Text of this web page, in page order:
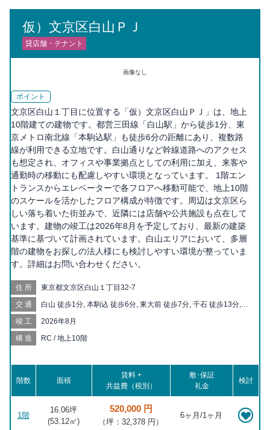
仮）文京区白山ＰＪ
貸店舗・テナント
画像なし
ポイント
文京区白山１丁目に位置する「仮）文京区白山ＰＪ」は、地上
10階建ての建物です。都営三田線「白山駅」から徒歩1分、東
京メトロ南北線「本駒込駅」も徒歩6分の距離にあり、複数路
線が利用できる立地です。白山通りなど幹線道路へのアクセス
も想定され、オフィスや事業拠点としての利用に加え、来客や
通勤時の移動にも配慮しやすい環境となっています。 1階エン
トランスからエレベーターで各フロアへ移動可能で、地上10階
のスケールを活かしたフロア構成が特徴です。周辺は文京区ら
しい落ち着いた街並みで、近隣には店舗や公共施設も点在して
います。建物の竣工は2026年8月を予定しており、最新の建築
基準に基づいて計画されています。白山エリアにおいて、多層
階の建物をお探しの法人様にも検討しやすい環境が整っていま
す。詳細はお問い合わせください。
住所 東京都文京区白山１丁目32-7
交通
白山 徒歩1分, 本駒込 徒歩6分, 東大前 徒歩7分, 千石 徒歩13分,
分, 茗荷谷 徒歩18分, 本郷三丁目 徒歩20分
竣工 2026年8月
構造 RC / 地上10階
階数 面積
賃料 +
共益費（税別）
敷･保証
礼金
検討
1階
16.06坪
(53.12㎡)
520,000 円
（坪：32,378 円）
6ヶ月/1ヶ月